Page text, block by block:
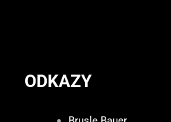
ODKAZY